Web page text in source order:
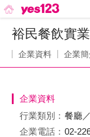
裕民餐飲實
企業資料 企業簡
企業資料
行業類別： 餐廳
企業電話： 02-